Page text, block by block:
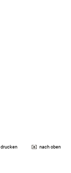
drucken nach oben